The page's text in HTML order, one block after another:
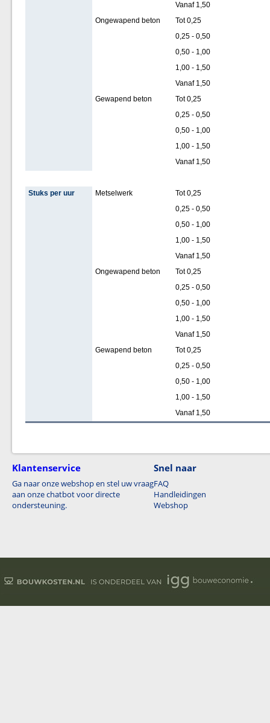
Vanaf 1,50
Ongewapend beton
Tot 0,25
0,25 - 0,50
0,50 - 1,00
1,00 - 1,50
Vanaf 1,50
Gewapend beton
Tot 0,25
0,25 - 0,50
0,50 - 1,00
1,00 - 1,50
Vanaf 1,50
Stuks per uur Metselwerk
Tot 0,25
0,25 - 0,50
0,50 - 1,00
1,00 - 1,50
Vanaf 1,50
Ongewapend beton
Tot 0,25
0,25 - 0,50
0,50 - 1,00
1,00 - 1,50
Vanaf 1,50
Gewapend beton
Tot 0,25
0,25 - 0,50
0,50 - 1,00
1,00 - 1,50
Vanaf 1,50
Klantenservice
Ga naar onze webshop en stel uw vraag
aan onze chatbot voor directe
ondersteuning.
Snel naar
FAQ
Handleidingen
Webshop